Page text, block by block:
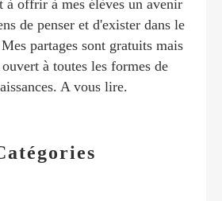
à offrir à mes élèves un avenir
de penser et d'exister dans le
partages sont gratuits mais
à toutes les formes de
A vous lire.